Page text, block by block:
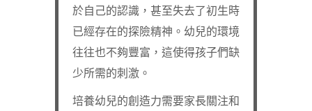
於自己的認識，甚至失去了初生時
已經存在的探險精神。幼兒的環境
往往也不夠豐富，這使得孩子們缺
少所需的刺激。
培養幼兒的創造力需要家長關注和